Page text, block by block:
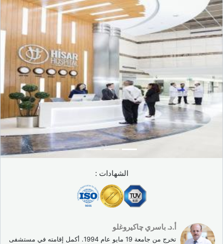
الشهادات :
أ.د. باسري چاكيروغلو
تخرج من جامعة 19 مايو عام 1994. أكمل إقامته في مستشفى